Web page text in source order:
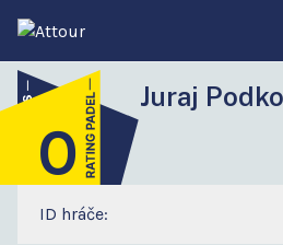
Juraj
4
0
ID hráče: